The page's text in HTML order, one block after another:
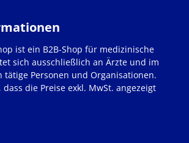
ist ein B2B-Shop für medizinische
sich ausschließlich an Ärzte und im
tätige Personen und Organisationen.
die Preise exkl. MwSt. angezeigt